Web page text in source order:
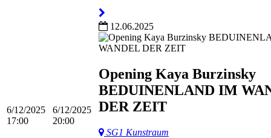
6/12/2025
17:00
6/12/2025
20:00
12.06.2025
Opening Kaya Burzinsky
BEDUINENLAND IM
DER ZEIT
SG1 Kunstraum